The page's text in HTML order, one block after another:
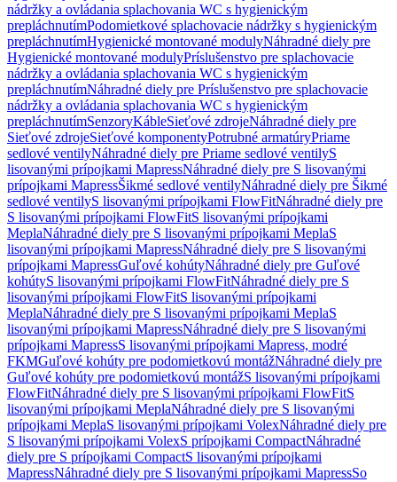
nádržky a ovládania splachovania WC s hygienickým
prepláchnutímPodomietkové splachovacie nádržky s hygienickým
prepláchnutímHygienické montované modulyNáhradné diely pre
Hygienické montované modulyPríslušenstvo pre splachovacie
nádržky a ovládania splachovania WC s hygienickým
prepláchnutímNáhradné diely pre Príslušenstvo pre splachovacie
nádržky a ovládania splachovania WC s hygienickým
prepláchnutímSenzoryKábleSieťové zdrojeNáhradné diely pre
Sieťové zdrojeSieťové komponentyPotrubné armatúryPriame
sedlové ventilyNáhradné diely pre Priame sedlové ventilyS
lisovanými prípojkami MapressNáhradné diely pre S lisovanými
prípojkami MapressŠikmé sedlové ventilyNáhradné diely pre Šikmé
sedlové ventilyS lisovanými prípojkami FlowFitNáhradné diely pre
S lisovanými prípojkami FlowFitS lisovanými prípojkami
MeplaNáhradné diely pre S lisovanými prípojkami MeplaS
lisovanými prípojkami MapressNáhradné diely pre S lisovanými
prípojkami MapressGuľové kohútyNáhradné diely pre Guľové
kohútyS lisovanými prípojkami FlowFitNáhradné diely pre S
lisovanými prípojkami FlowFitS lisovanými prípojkami
MeplaNáhradné diely pre S lisovanými prípojkami MeplaS
lisovanými prípojkami MapressNáhradné diely pre S lisovanými
prípojkami MapressS lisovanými prípojkami Mapress, modré
FKMGuľové kohúty pre podomietkovú montážNáhradné diely pre
Guľové kohúty pre podomietkovú montážS lisovanými prípojkami
FlowFitNáhradné diely pre S lisovanými prípojkami FlowFitS
lisovanými prípojkami MeplaNáhradné diely pre S lisovanými
prípojkami MeplaS lisovanými prípojkami VolexNáhradné diely pre
S lisovanými prípojkami VolexS prípojkami CompactNáhradné
diely pre S prípojkami CompactS lisovanými prípojkami
MapressNáhradné diely pre S lisovanými prípojkami MapressSo